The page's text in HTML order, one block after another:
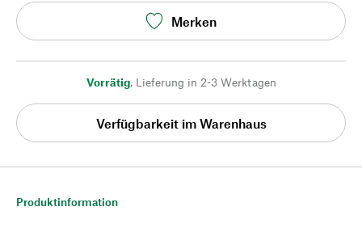
Merken
Vorrätig, Lieferung in 2-3 Werktagen
Verfügbarkeit im Warenhaus
Produktinformation